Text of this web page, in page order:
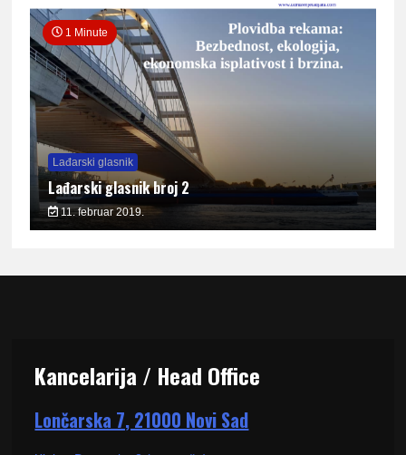
1 Minute
Lađarski glasnik
Lađarski glasnik broj 2
11. februar 2019.
Kancelarija / Head Office
Lončarska 7, 21000 Novi Sad